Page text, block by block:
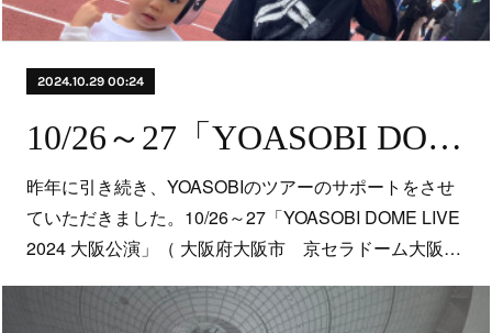
2024.10.29 00:24
10/26～27「YOASOBI DOME LIVE 2024 大阪公演」（ 大阪府大阪市 京セラドーム大阪）にてイヤーマフの無料貸出しを行いました！
昨年に引き続き、YOASOBIのツアーのサポートをさせ
ていただきました。10/26～27「YOASOBI DOME LIVE
2024 大阪公演」（ 大阪府大阪市 京セラドーム大阪…